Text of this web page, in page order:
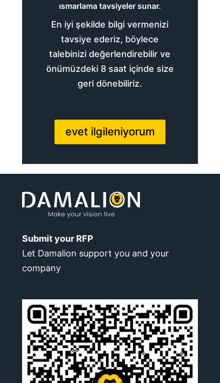
ısmarlama tavsiyeler sunar.
En iyi şekilde bilgi vermenizi
tavsiye ederiz, böylece
talebinizi değerlendirebilir ve
önümüzdeki 8 saat içinde size
geri dönebiliriz.
evet ilgileniyorum
Submit your RFP
Let Damalion support you and your
company